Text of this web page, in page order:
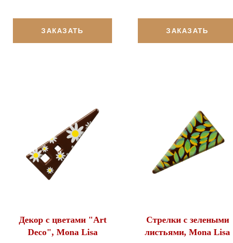
ЗАКАЗАТЬ ЗАКАЗАТЬ
Декор с цветами "Art
Deco", Mona Lisa
Стрелки с зелеными
листьями, Mona Lisa